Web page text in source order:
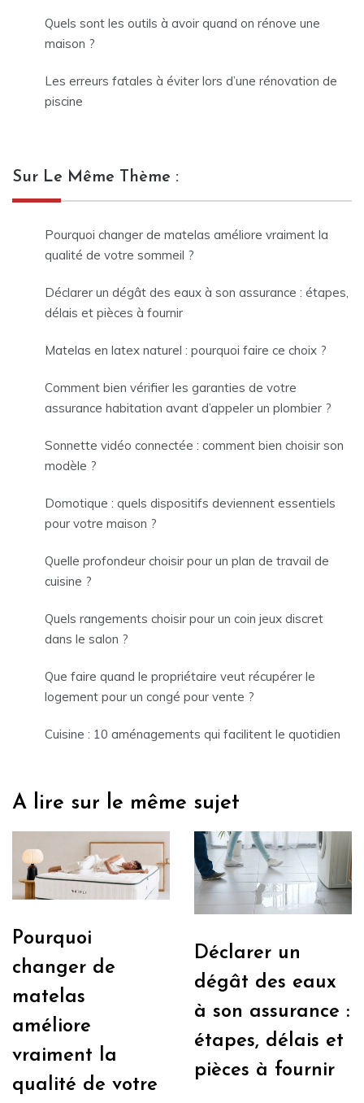
Quels sont les outils à avoir quand on rénove une
maison ?
Les erreurs fatales à éviter lors d’une rénovation de
piscine
Sur Le Même Thème :
Pourquoi changer de matelas améliore vraiment la
qualité de votre sommeil ?
Déclarer un dégât des eaux à son assurance : étapes,
délais et pièces à fournir
Matelas en latex naturel : pourquoi faire ce choix ?
Comment bien vérifier les garanties de votre
assurance habitation avant d’appeler un plombier ?
Sonnette vidéo connectée : comment bien choisir son
modèle ?
Domotique : quels dispositifs deviennent essentiels
pour votre maison ?
Quelle profondeur choisir pour un plan de travail de
cuisine ?
Quels rangements choisir pour un coin jeux discret
dans le salon ?
Que faire quand le propriétaire veut récupérer le
logement pour un congé pour vente ?
Cuisine : 10 aménagements qui facilitent le quotidien
A lire sur le même sujet
Pourquoi
changer de
matelas
améliore
vraiment la
qualité de votre
Déclarer un
dégât des eaux
à son assurance :
étapes, délais et
pièces à fournir